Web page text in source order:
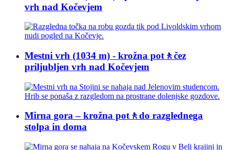
vrh nad Kočevjem
Mestni vrh (1034 m) - krožna pot🚶čez
priljubljen vrh nad Kočevjem
Mirna gora – krožna pot🚶do razglednega
stolpa in doma